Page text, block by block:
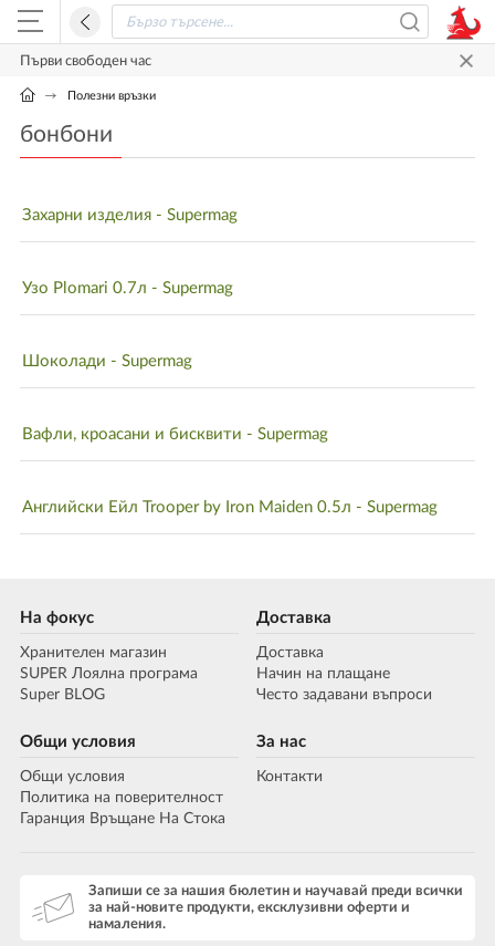
Първи свободен час
Полезни връзки
бонбони
Захарни изделия - Supermag
Узо Plomari 0.7л - Supermag
Шоколади - Supermag
Вафли, кроасани и бисквити - Supermag
Английски Ейл Trooper by Iron Maiden 0.5л - Supermag
На фокус
Хранителен магазин
SUPER Лоялна програма
Super BLOG
Доставка
Доставка
Начин на плащане
Често задавани въпроси
Общи условия
Общи условия
Политика на поверителност
Гаранция Връщане На Стока
За нас
Контакти
Запиши се за нашия бюлетин и научавай преди всички
за най-новите продукти, ексклузивни оферти и
намаления.